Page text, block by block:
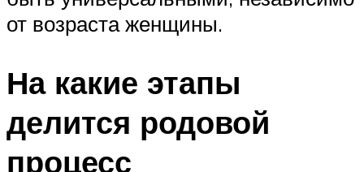
от возраста женщины.
На какие этапы
делится родовой
процесс